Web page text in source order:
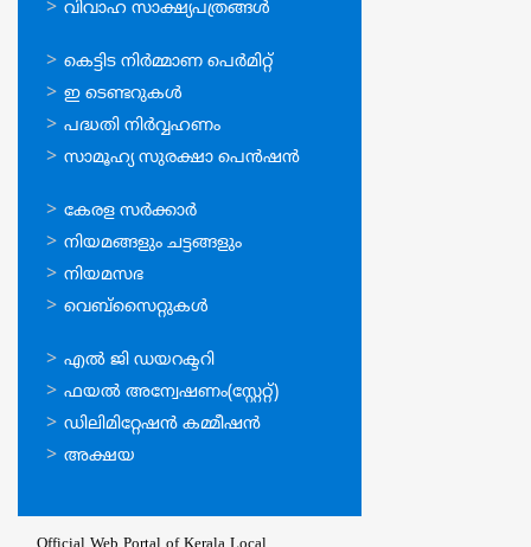
വിവാഹ സാക്ഷ്യപത്രങ്ങള്‍
ഓണ്‍ലൈന്‍
സേവനങ്ങള്‍
കെട്ടിട നിര്‍മ്മാണ പെര്‍മിറ്റ്‌
ഇ ടെണ്ടറുകള്‍
പദ്ധതി നിര്‍വ്വഹണം
സാമൂഹ്യ സുരക്ഷാ പെന്‍ഷന്‍
ഉപയോഗപ്രദമായ
കണ്ണികള്‍
കേരള സര്‍ക്കാര്‍
നിയമങ്ങളും ചട്ടങ്ങളും
നിയമസഭ
വെബ്സൈറ്റുകള്‍
ഉപയോഗപ്രദമായ
കണ്ണികള്‍
എല്‍ ജി ഡയറക്ടറി
ഫയല്‍ അന്വേഷണം(സ്റ്റേറ്റ്)
ഡിലിമിറ്റേഷന്‍ കമ്മീഷന്‍
അക്ഷയ